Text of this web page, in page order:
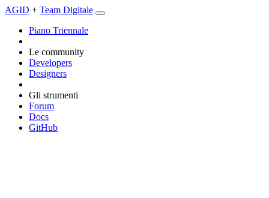
AGID + Team Digitale
Piano Triennale
Le community
Developers
Designers
Gli strumenti
Forum
Docs
GitHub